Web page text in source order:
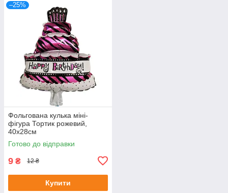
–25%
Фольгована кулька міні-
фігура Тортик рожевий,
40х28см
Готово до відправки
9 ₴ 12 ₴
Купити